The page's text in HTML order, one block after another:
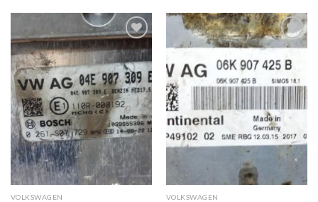
İstek
Listeme
Ekle
VOLKSWAGEN
İstek
Listeme
Ekle
VOLKSWAGEN